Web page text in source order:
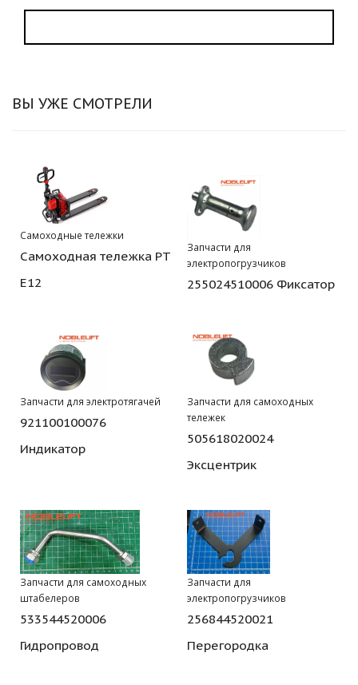
ВЫ УЖЕ СМОТРЕЛИ
Самоходные тележки
Самоходная тележка PT
E12
Запчасти для
электропогрузчиков
255024510006 Фиксатор
Запчасти для электротягачей
921100100076
Индикатор
Запчасти для самоходных
тележек
505618020024
Эксцентрик
Запчасти для самоходных
штабелеров
533544520006
Гидропровод
Запчасти для
электропогрузчиков
256844520021
Перегородка